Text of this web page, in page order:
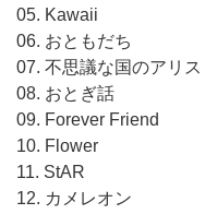
05. Kawaii
06. おともだち
07. 不思議な国のアリス
08. おとぎ話
09. Forever Friend
10. Flower
11. StAR
12. カメレオン